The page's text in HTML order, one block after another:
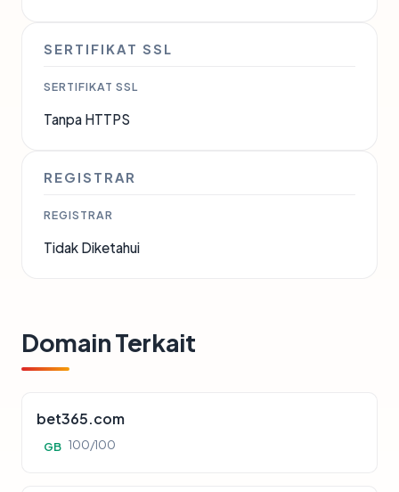
SERTIFIKAT SSL
SERTIFIKAT SSL
Tanpa HTTPS
REGISTRAR
REGISTRAR
Tidak Diketahui
Domain Terkait
bet365.com
GB 100/100